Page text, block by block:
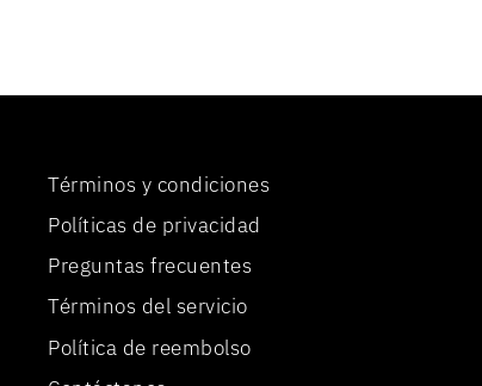
Términos y condiciones
Políticas de privacidad
Preguntas frecuentes
Términos del servicio
Política de reembolso